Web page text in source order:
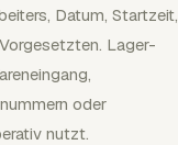
Datum, Startzeit,
Lager-
oder
nutzt.